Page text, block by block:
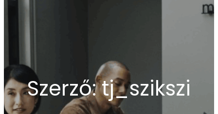
Szerző:tj_szikszi